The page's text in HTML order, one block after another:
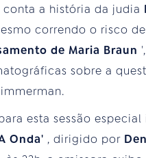
conta a história da judia
correndo o risco
de Maria Braun
sobre a
esta sessão
Onda' , dirigido por